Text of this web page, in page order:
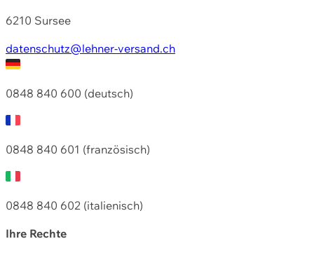
6210 Sursee
datenschutz@lehner-versand.ch
0848 840 600 (deutsch)
0848 840 601 (französisch)
0848 840 602 (italienisch)
Ihre Rechte